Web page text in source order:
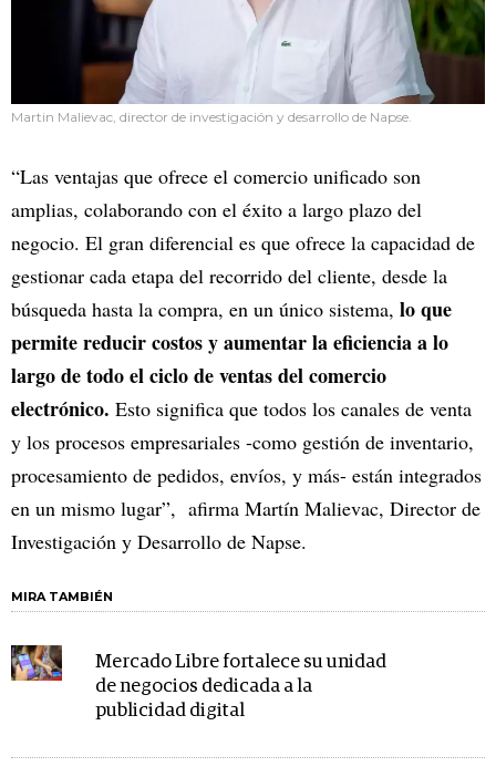
Martin Malievac, director de investigación y desarrollo de Napse.
“Las ventajas que ofrece el comercio unificado son
amplias, colaborando con el éxito a largo plazo del
negocio. El gran diferencial es que ofrece la capacidad de
gestionar cada etapa del recorrido del cliente, desde la
búsqueda hasta la compra, en un único sistema, lo que
permite reducir costos y aumentar la eficiencia a lo
largo de todo el ciclo de ventas del comercio
electrónico. Esto significa que todos los canales de venta
y los procesos empresariales -como gestión de inventario,
procesamiento de pedidos, envíos, y más- están integrados
en un mismo lugar”, afirma Martín Malievac, Director de
Investigación y Desarrollo de Napse.
MIRA TAMBIÉN
Mercado Libre fortalece su unidad
de negocios dedicada a la
publicidad digital